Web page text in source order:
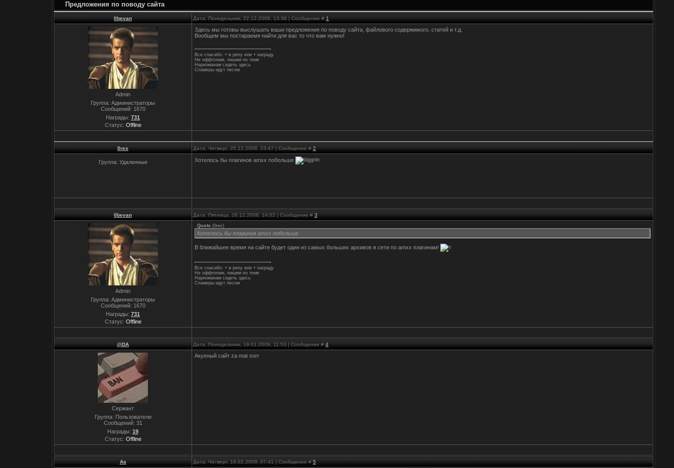
Предложения по поводу сайта
0bevan Дата: Понедельник, 22.12.2008, 13:36 | Сообщение # 1
Admin
Группа: Администраторы
Сообщений: 1670
Награды: 731
Статус: Offline
Здесь мы готовы выслушать ваши предложения по поводу сайта, файлового содержимого, статей и т.д.
Вообщем мы постараемя найти для вас то что вам нужно!
Все спасибо: + в репу или + награду
Не оффтопим, пишим по теме
Наркоманам сидеть здесь
Спамеры идут лесом
0rex Дата: Четверг, 25.12.2008, 23:47 | Сообщение # 2
Группа: Удаленные Хотелось бы плагинов amxx побольше
0bevan Дата: Пятница, 26.12.2008, 14:02 | Сообщение # 3
Admin
Группа: Администраторы
Сообщений: 1670
Награды: 731
Статус: Offline
Quote (0rex)
Хотелось бы плагинов amxx побольше
В ближайшее время на сайте будет один из самых больших архивов в сети по amxx плагинам!
Все спасибо: + в репу или + награду
Не оффтопим, пишим по теме
Наркоманам сидеть здесь
Спамеры идут лесом
@DA Дата: Понедельник, 19.01.2009, 11:53 | Сообщение # 4
Сержант
Группа: Пользователи
Сообщений: 31
Награды: 19
Статус: Offline
Акуеный сайт za mat sorr
As Дата: Четверг, 19.02.2009, 07:41 | Сообщение # 5